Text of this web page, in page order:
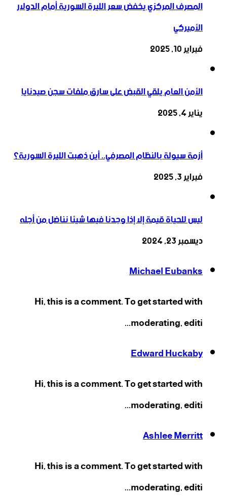
المصرف المركزي يخفض سعر الليرة السورية أمام الدولار
الأميركي
فبراير 10, 2025
الأمن العام يلقي القبض على سارق ملفات سجن صيدنايا
يناير 4, 2025
أزمة سيولة بالنظام المصرفي.. أين ذهبت الليرة السورية؟
فبراير 3, 2025
ليس للحياة قيمة إلا إذا وجدنا فيها شيئا نناضل من أجله
ديسمبر 23, 2024
Michael Eubanks
Hi, this is a comment. To get started with
moderating, editi...
Edward Huckaby
Hi, this is a comment. To get started with
moderating, editi...
Ashlee Merritt
Hi, this is a comment. To get started with
moderating, editi...